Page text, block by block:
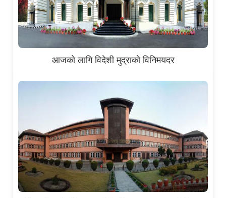
आजको लागि विदेशी मुद्राको विनिमयदर